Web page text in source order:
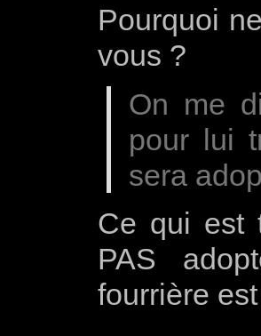
Pourquoi
vous ?
On me
pour lui
sera
Ce qui est
PAS
fourrière